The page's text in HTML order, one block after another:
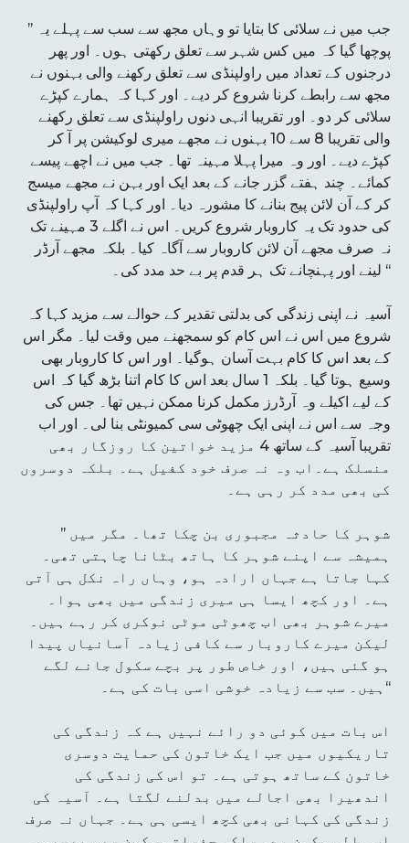
’’ جب میں نے سلائی کا بتایا تو وہاں مجھ سے سب سے پہلے یہ
پوچھا گیا کہ میں کس شہر سے تعلق رکھتی ہوں۔ اور پھر
درجنوں کے تعداد میں راولپنڈی سے تعلق رکھنے والی بہنوں نے
مجھ سے رابطے کرنا شروع کر دیے۔ اور کہا کہ ہمارے کپڑے
سلائی کر دو۔ اور تقریبا انہی دنوں راولپنڈی سے تعلق رکھنے
والی تقریبا 8 سے 10 بہنوں نے مجھے میری لوکیشن پر آ کر
کپڑے دیے۔ اور وہ میرا پہلا مہینہ تھا۔ جب میں نے اچھے پیسے
کمائے۔ چند ہفتے گزر جانے کے بعد ایک اور بہن نے مجھے میسج
کر کے آن لائن پیج بنانے کا مشورہ دیا۔ اور کہا کہ آپ راولپنڈی
کی حدود تک یہ کاروبار شروع کریں۔ اس نے اگلے 3 مہینے تک
نہ صرف مجھے آن لائن کاروبار سے آگاہ کیا۔ بلکہ مجھے آرڈر
لینے اور پہنچانے تک ہر قدم پر بے حد مدد کی۔ ‘‘
آسیہ نے اپنی زندگی کی بدلتی تقدیر کے حوالے سے مزید کہا کہ
شروع میں اس نے اس کام کو سمجھنے میں وقت لیا۔ مگر اس
کے بعد اس کا کام بہت آسان ہوگیا۔ اور اس کا کاروبار بھی
وسیع ہوتا گیا۔ بلکہ 1 سال بعد اس کا کام اتنا بڑھ گیا کہ اس
کے لیے اکیلے وہ آرڈرز مکمل کرنا ممکن نہیں تھا۔ جس کی
وجہ سے اس نے اپنی ایک چھوٹی سی کمیونٹی بنا لی۔ اور اب
تقریبا آسیہ کے ساتھ 4 مزید خواتین کا روزگار بھی
منسلک ہے۔اب وہ نہ صرف خود کفیل ہے۔ بلکہ دوسروں
کی بھی مدد کر رہی ہے۔
’’ شوہر کا حادثہ مجبوری بن چکا تھا۔ مگر میں
ہمیشہ سے اپنے شوہر کا ہاتھ بٹانا چاہتی تھی۔
کہا جاتا ہے جہاں ارادہ ہو، وہاں راہ نکل ہی آتی
ہے۔ اور کچھ ایسا ہی میری زندگی میں بھی ہوا۔
میرے شوہر بھی اب چھوٹی موٹی نوکری کر رہے ہیں۔
لیکن میرے کاروبار سے کافی زیادہ آسانیاں پیدا
ہو گئی ہیں، اور خاص طور پر بچے سکول جانے لگے
ہیں۔ سب سے زیادہ خوشی اسی بات کی ہے۔‘‘
اس بات میں کوئی دو رائے نہیں ہے کہ زندگی کی
تاریکیوں میں جب ایک خاتون کی حمایت دوسری
خاتون کے ساتھ ہوتی ہے۔ تو اس کی زندگی کی
اندھیرا بھی اجالے میں بدلنے لگتا ہے۔ آسیہ کی
زندگی کی کہانی بھی کچھ ایسی ہی ہے۔ جہاں نہ صرف